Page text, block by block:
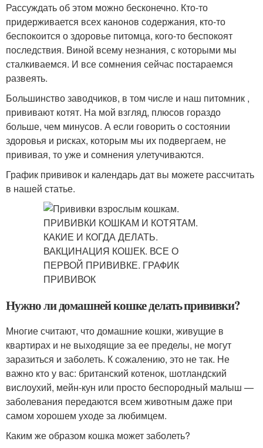
Рассуждать об этом можно бесконечно. Кто-то
придерживается всех канонов содержания, кто-то
беспокоится о здоровье питомца, кого-то беспокоят
последствия. Виной всему незнания, с которыми мы
сталкиваемся. И все сомнения сейчас постараемся
развеять.
Большинство заводчиков, в том числе и наш питомник ,
прививают котят. На мой взгляд, плюсов гораздо
больше, чем минусов. А если говорить о состоянии
здоровья и рисках, которым мы их подвергаем, не
прививая, то уже и сомнения улетучиваются.
График прививок и календарь дат вы можете рассчитать
в нашей статье.
Нужно ли домашней кошке делать прививки?
Многие считают, что домашние кошки, живущие в
квартирах и не выходящие за ее пределы, не могут
заразиться и заболеть. К сожалению, это не так. Не
важно кто у вас: британский котенок, шотландский
вислоухий, мейн-кун или просто беспородный малыш —
заболевания передаются всем животным даже при
самом хорошем уходе за любимцем.
Каким же образом кошка может заболеть?